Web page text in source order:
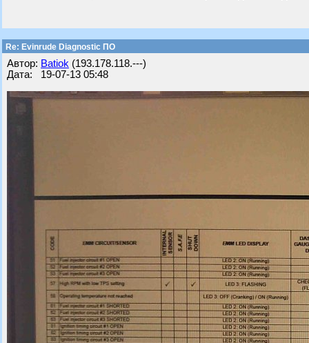
Re: Evinrude Diagnostic ПО
Автор: Batiok (193.178.118.---)
Дата: 19-07-13 05:48